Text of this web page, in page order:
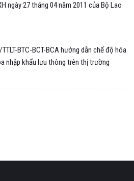
ngày 27 tháng 04 năm 2011 của Bộ Lao
BTC-BCT-BCA hướng dẫn chế độ hóa
nhập khẩu lưu thông trên thị trường